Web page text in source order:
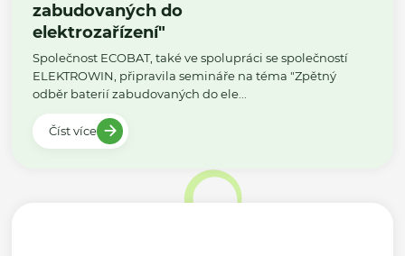
zabudovaných do
elektrozařízení"
Společnost ECOBAT, také ve spolupráci se společností
ELEKTROWIN, připravila semináře na téma "Zpětný
odběr baterií zabudovaných do ele...
Číst více